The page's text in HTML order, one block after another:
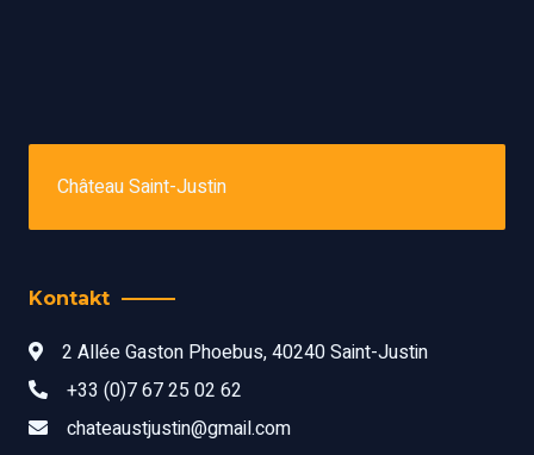
Château Saint-Justin
Kontakt
2 Allée Gaston Phoebus, 40240 Saint-Justin
+33 (0)7 67 25 02 62
chateaustjustin@gmail.com